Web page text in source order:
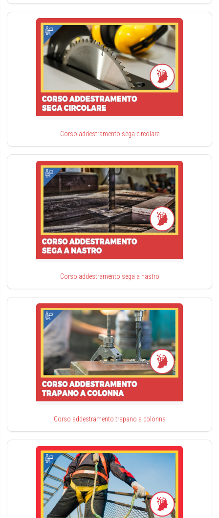
Corso addestramento sega circolare
Corso addestramento sega a nastro
Corso addestramento trapano a colonna